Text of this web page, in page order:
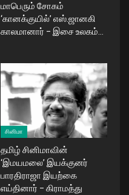
மாபெரும் சோகம்
‘கானக்குயில்’ எஸ்.ஜானகி
காலமானார் – இசை உலகம்…
சினிமா
தமிழ் சினிமாவின்
‘இமயமலை’ இயக்குனர்
பாரதிராஜா இயற்கை
எய்தினார் – கிராமத்து